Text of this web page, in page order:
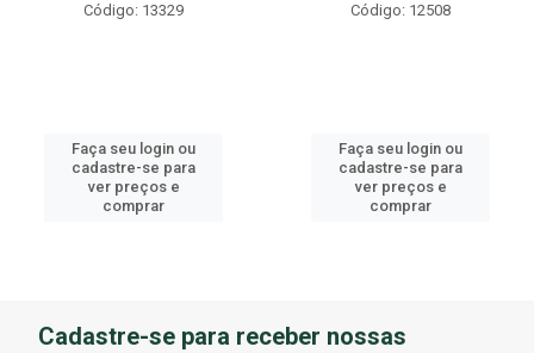
Código: 13329
Faça seu login ou
cadastre-se para
ver preços e
comprar
Código: 12508
Faça seu login ou
cadastre-se para
ver preços e
comprar
Cadastre-se para receber nossas